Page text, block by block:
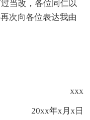
当改，各位同仁以
次向各位表达我由
xxx
20xx年x月x日